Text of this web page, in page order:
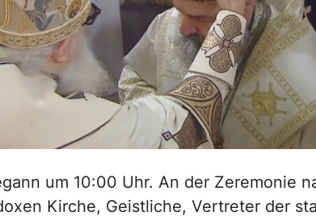
um 10:00 Uhr. An der Zeremonie
Kirche, Geistliche, Vertreter der